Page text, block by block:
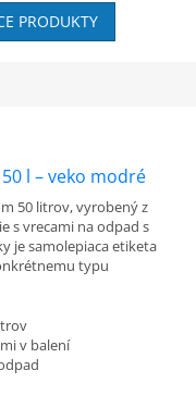
PRODUKTY
l – veko modré
50 litrov, vyrobený z
s vrecami na odpad s
je samolepiaca etiketa
typu
v balení